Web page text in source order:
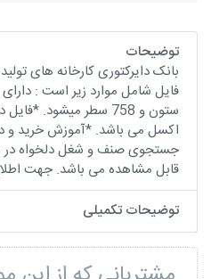
توضیحات
بانک دایرکتوری کارخانه های
ستون و 758 سطر میشود.
اکسل می باشد. *آموزش خرید و
جستجوی صنف و شغل دلخواه در
قابل مشاهده می باشد. جهت
توضیحات تکمیلی